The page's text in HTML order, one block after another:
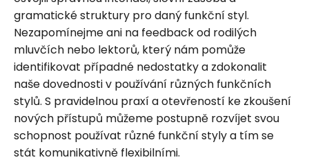
gramatické struktury pro daný funkční styl.
Nezapomínejme ani na feedback od rodilých
mluvčích nebo lektorů, který nám pomůže
identifikovat případné nedostatky a zdokonalit
naše dovednosti v používání různých funkčních
stylů. S pravidelnou praxí a otevřeností ke zkoušení
nových přístupů můžeme postupně rozvíjet svou
schopnost používat různé funkční styly a tím se
stát komunikativně flexibilními.